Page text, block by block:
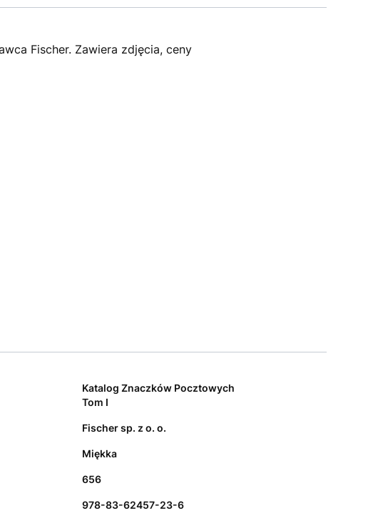
Fischer. Zawiera zdjęcia, ceny
Katalog Znaczków Pocztowych
Tom I
Fischer sp. z o. o.
Miękka
656
978-83-62457-23-6